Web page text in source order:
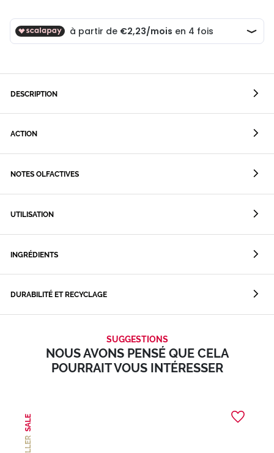
DESCRIPTION
ACTION
NOTES OLFACTIVES
UTILISATION
INGRÉDIENTS
DURABILITÉ ET RECYCLAGE
SUGGESTIONS
NOUS AVONS PENSÉ QUE CELA
POURRAIT VOUS INTÉRESSER
SALE